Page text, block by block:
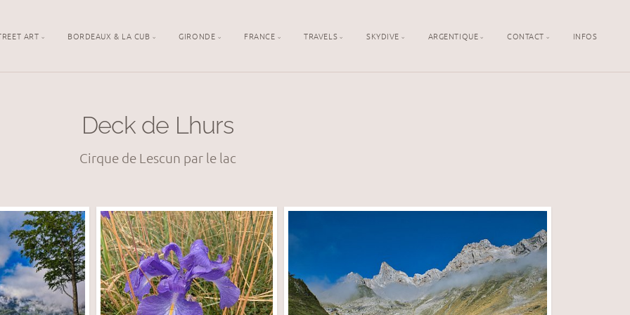
ART BORDEAUX & LA CUB GIRONDE FRANCE TRAVELS SKYDIVE ARGENTIQUE CONTACT INFOS
Deck de Lhurs
Cirque de Lescun par le lac